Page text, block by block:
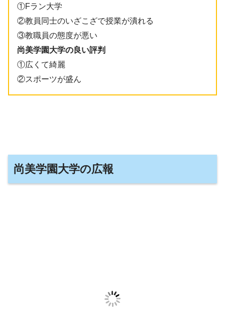
①Fラン大学
②教員同士のいざこざで授業が潰れる
③教職員の態度が悪い
尚美学園大学の良い評判
①広くて綺麗
②スポーツが盛ん
尚美学園大学の広報